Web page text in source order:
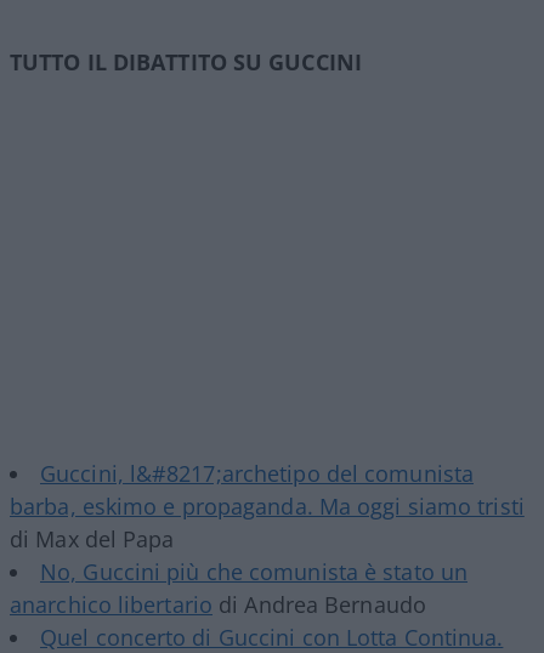
TUTTO IL DIBATTITO SU GUCCINI
Guccini, l&#8217;archetipo del comunista
barba, eskimo e propaganda. Ma oggi siamo tristi
di Max del Papa
No, Guccini più che comunista è stato un
anarchico libertario di Andrea Bernaudo
Quel concerto di Guccini con Lotta Continua.